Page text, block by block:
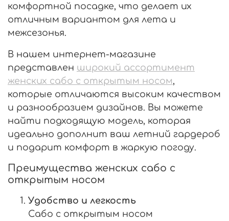
комфортной посадке, что делает их
отличным вариантом для лета и
межсезонья.
В нашем интернет-магазине
представлен широкий ассортимент
женских сабо с открытым носом,
которые отличаются высоким качеством
и разнообразием дизайнов. Вы можете
найти подходящую модель, которая
идеально дополнит ваш летний гардероб
и подарит комфорт в жаркую погоду.
Преимущества женских сабо с
открытым носом
Удобство и легкость
Сабо с открытым носом